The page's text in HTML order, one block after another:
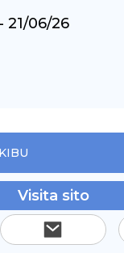
21/06/26
prova
a tuo figlio
Visita sito